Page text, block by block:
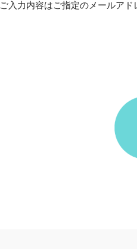
ご入力内容はご指定のメールアド